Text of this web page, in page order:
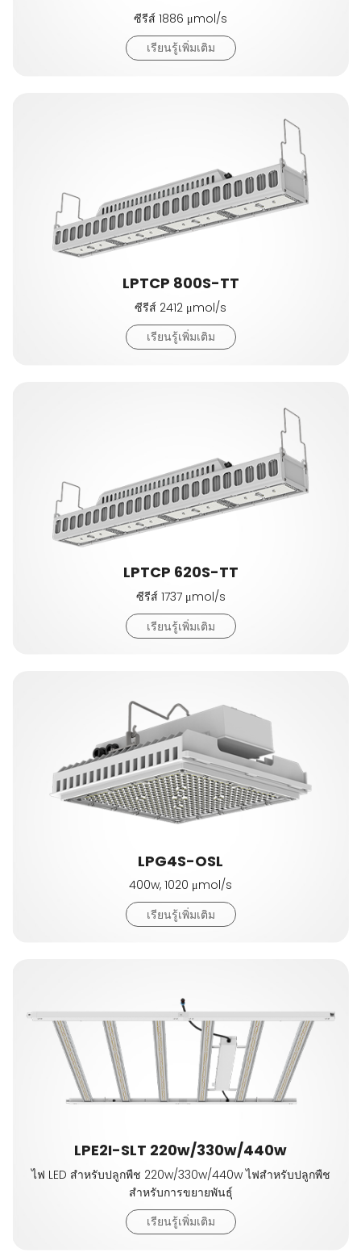
ซีรีส์ 1886 μmol/s
เรียนรู้เพิ่มเติม
LPTCP 800S-TT
ซีรีส์ 2412 μmol/s
เรียนรู้เพิ่มเติม
LPTCP 620S-TT
ซีรีส์ 1737 μmol/s
เรียนรู้เพิ่มเติม
LPG4S-OSL
400w, 1020 μmol/s
เรียนรู้เพิ่มเติม
LPE2I-SLT 220w/330w/440w
ไฟ LED สำหรับปลูกพืช 220w/330w/440w ไฟสำหรับปลูกพืช
สำหรับการขยายพันธุ์
เรียนรู้เพิ่มเติม